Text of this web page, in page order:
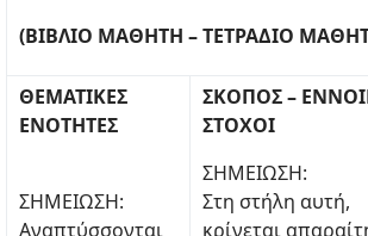
(ΒΙΒΛΙΟ ΜΑΘΗΤΗ – ΤΕΤΡΑΔΙΟ
ΘΕΜΑΤΙΚΕΣ
ΕΝΟΤΗΤΕΣ
ΣΗΜΕΙΩΣΗ:
Αναπτύσσονται
ΣΚΟΠΟΣ –
ΣΤΟΧΟΙ
ΣΗΜΕΙΩΣΗ:
Στη στήλη αυτή,
κρίνεται